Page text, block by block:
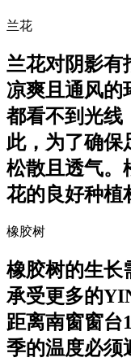
兰花
兰花对阴影有
凉爽且通风的
都看不到光线
此，为了确保
松散且透气。
花的良好种植
橡胶树
橡胶树的生长
承受更多的
距离南窗窗台
季的温度必须